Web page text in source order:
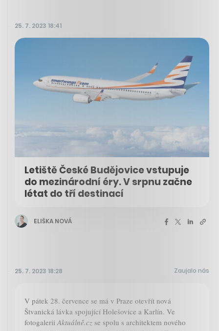
25. 7. 2023 18:41
Letiště České Budějovice vstupuje
do mezinárodní éry. V srpnu začne
létat do tří destinací
ELIŠKA NOVÁ
25. 7. 2023 18:28 Zaujalo nás
V pátek 28. července se má v Praze otevřít nová
Štvanická lávka spojující Holešovice a Karlín. Ve
fotogaleriiAktuálně.cz se spolu s architektem nového